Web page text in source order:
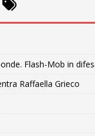
Flash-Mob in
Raffaella Grieco